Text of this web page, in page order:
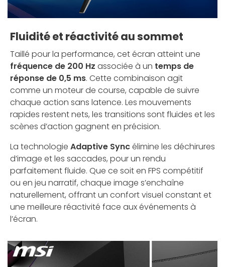
Fluidité et réactivité au sommet
Taillé pour la performance, cet écran atteint une
fréquence de 200 Hz associée à un temps de
réponse de 0,5 ms. Cette combinaison agit
comme un moteur de course, capable de suivre
chaque action sans latence. Les mouvements
rapides restent nets, les transitions sont fluides et les
scènes d’action gagnent en précision.
La technologie Adaptive Syncélimine les déchirures
d’image et les saccades, pour un rendu
parfaitement fluide. Que ce soit en FPS compétitif
ou en jeu narratif, chaque image s’enchaîne
naturellement, offrant un confort visuel constant et
une meilleure réactivité face aux événements à
l’écran.